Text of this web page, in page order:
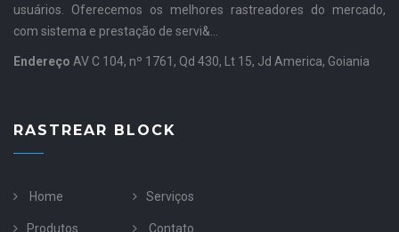
usuários. Oferecemos os melhores rastreadores do mercado,
com sistema e prestação de servi&...
Endereço AV C 104, nº 1761, Qd 430, Lt 15, Jd America, Goiania
RASTREAR BLOCK
Home Serviços
Produtos Contato